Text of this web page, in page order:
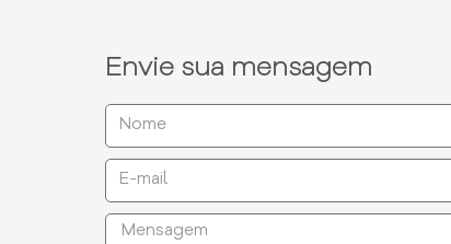
Envie sua mensagem